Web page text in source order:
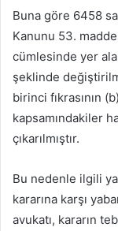
Buna göre 6458
Kanunu 53.
cümlesinde yer
şeklinde
birinci fıkrasının
kapsamındakiler
çıkarılmıştır.
Bu nedenle ilgili
kararına karşı
avukatı, kararın